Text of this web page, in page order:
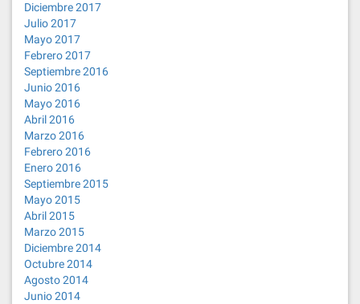
Diciembre 2017
Julio 2017
Mayo 2017
Febrero 2017
Septiembre 2016
Junio 2016
Mayo 2016
Abril 2016
Marzo 2016
Febrero 2016
Enero 2016
Septiembre 2015
Mayo 2015
Abril 2015
Marzo 2015
Diciembre 2014
Octubre 2014
Agosto 2014
Junio 2014